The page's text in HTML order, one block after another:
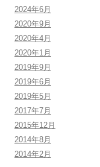
2024年6月
2020年9月
2020年4月
2020年1月
2019年9月
2019年6月
2019年5月
2017年7月
2015年12月
2014年8月
2014年2月